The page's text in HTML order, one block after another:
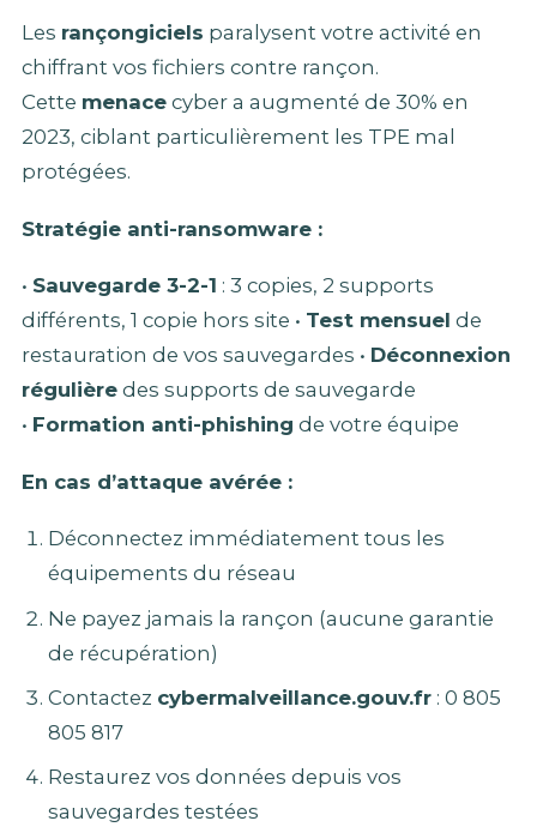
Les rançongiciels paralysent votre activité en
chiffrant vos fichiers contre rançon.
Cette menace cyber a augmenté de 30% en
2023, ciblant particulièrement les TPE mal
protégées.
Stratégie anti-ransomware :
• Sauvegarde 3-2-1 : 3 copies, 2 supports
différents, 1 copie hors site • Test mensuel de
restauration de vos sauvegardes • Déconnexion
régulière des supports de sauvegarde
• Formation anti-phishing de votre équipe
En cas d’attaque avérée :
Déconnectez immédiatement tous les
équipements du réseau
Ne payez jamais la rançon (aucune garantie
de récupération)
Contactez cybermalveillance.gouv.fr: 0 805
805 817
Restaurez vos données depuis vos
sauvegardes testées